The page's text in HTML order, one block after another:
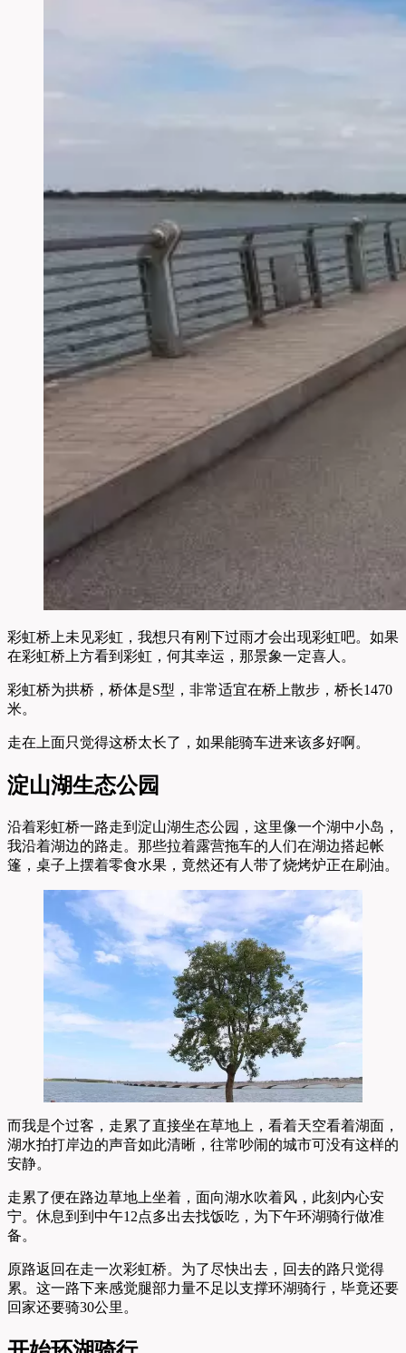
彩虹桥上未见彩虹，我想只有刚下过雨才会出现彩虹吧。如果
在彩虹桥上方看到彩虹，何其幸运，那景象一定喜人。
彩虹桥为拱桥，桥体是S型，非常适宜在桥上散步，桥长1470
米。
走在上面只觉得这桥太长了，如果能骑车进来该多好啊。
淀山湖生态公园
沿着彩虹桥一路走到淀山湖生态公园，这里像一个湖中小岛，
我沿着湖边的路走。那些拉着露营拖车的人们在湖边搭起帐
篷，桌子上摆着零食水果，竟然还有人带了烧烤炉正在刷油。
而我是个过客，走累了直接坐在草地上，看着天空看着湖面，
湖水拍打岸边的声音如此清晰，往常吵闹的城市可没有这样的
安静。
走累了便在路边草地上坐着，面向湖水吹着风，此刻内心安
宁。休息到到中午12点多出去找饭吃，为下午环湖骑行做准
备。
原路返回在走一次彩虹桥。为了尽快出去，回去的路只觉得
累。这一路下来感觉腿部力量不足以支撑环湖骑行，毕竟还要
回家还要骑30公里。